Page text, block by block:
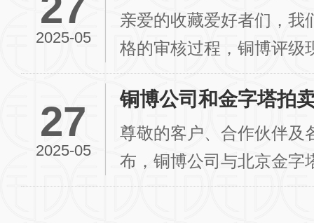
2025-05
亲爱的收藏爱好者们，我
格的审核过程，铜博评级
机构白名单的一员！这是
27
2025-05
铜博公司和金字塔拍
尊敬的客户、合作伙伴及
布，铜博公司与北京金字
方将基于各自领域的核心